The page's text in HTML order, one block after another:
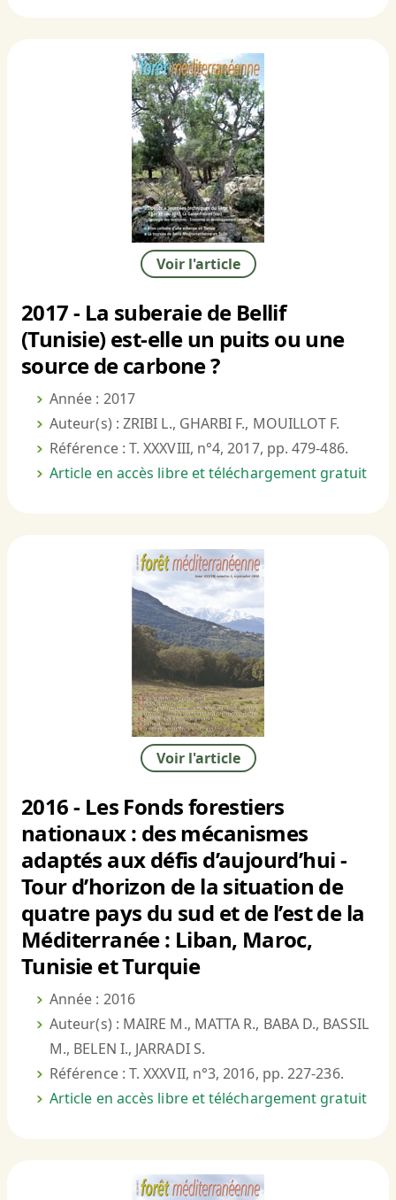
Voir l'article
2017 - La suberaie de Bellif
(Tunisie) est-elle un puits ou une
source de carbone ?
Année : 2017
Auteur(s) : ZRIBI L., GHARBI F., MOUILLOT F.
Référence : T. XXXVIII, n°4, 2017, pp. 479-486.
Article en accès libre et téléchargement gratuit
Voir l'article
2016 - Les Fonds forestiers
nationaux : des mécanismes
adaptés aux défis d’aujourd’hui -
Tour d’horizon de la situation de
quatre pays du sud et de l’est de la
Méditerranée : Liban, Maroc,
Tunisie et Turquie
Année : 2016
Auteur(s) : MAIRE M., MATTA R., BABA D., BASSIL
M., BELEN I., JARRADI S.
Référence : T. XXXVII, n°3, 2016, pp. 227-236.
Article en accès libre et téléchargement gratuit